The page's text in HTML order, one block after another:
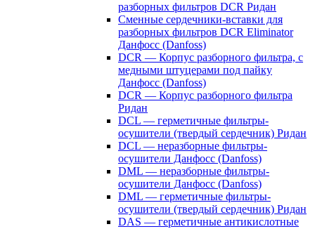
разборных фильтров DCR Ридан
Сменные сердечники-вставки для
разборных фильтров DCR Eliminator
Данфосс (Danfoss)
DCR — Корпус разборного фильтра, с
медными штуцерами под пайку
Данфосс (Danfoss)
DCR — Корпус разборного фильтра
Ридан
DCL — герметичные фильтры-
осушители (твердый сердечник) Ридан
DCL — неразборные фильтры-
осушители Данфосс (Danfoss)
DML — неразборные фильтры-
осушители Данфосс (Danfoss)
DML — герметичные фильтры-
осушители (твердый сердечник) Ридан
DAS — герметичные антикислотные